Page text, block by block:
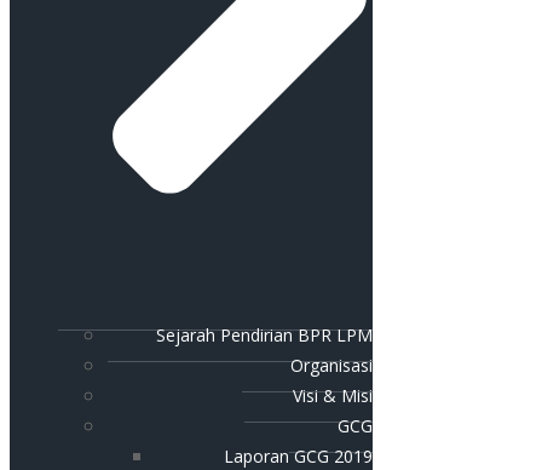
Sejarah Pendirian BPR LPM
Organisasi
Visi & Misi
GCG
Laporan GCG 2019